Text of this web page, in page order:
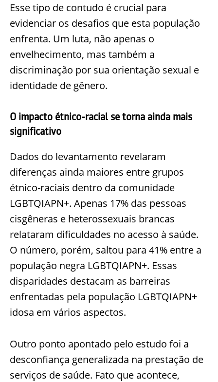
Esse tipo de contudo é crucial para
evidenciar os desafios que esta população
enfrenta. Um luta, não apenas o
envelhecimento, mas também a
discriminação por sua orientação sexual e
identidade de gênero.
O impacto étnico-racial se torna ainda mais
significativo
Dados do levantamento revelaram
diferenças ainda maiores entre grupos
étnico-raciais dentro da comunidade
LGBTQIAPN+. Apenas 17% das pessoas
cisgêneras e heterossexuais brancas
relataram dificuldades no acesso à saúde.
O número, porém, saltou para 41% entre a
população negra LGBTQIAPN+. Essas
disparidades destacam as barreiras
enfrentadas pela população LGBTQIAPN+
idosa em vários aspectos.
Outro ponto apontado pelo estudo foi a
desconfiança generalizada na prestação de
serviços de saúde. Fato que acontece,